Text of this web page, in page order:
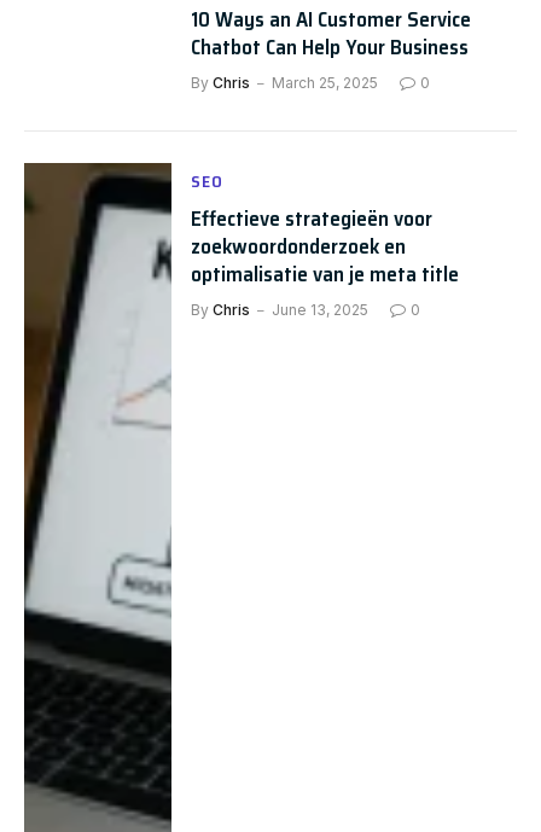
10 Ways an AI Customer Service
Chatbot Can Help Your Business
By Chris March 25, 2025 0
SEO
Effectieve strategieën voor
zoekwoordonderzoek en
optimalisatie van je meta title
By Chris June 13, 2025 0